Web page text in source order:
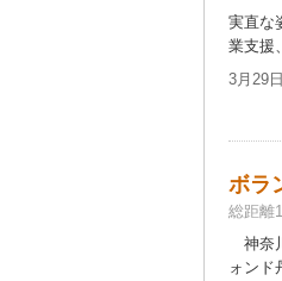
実直な
業支援
3月29日
ボラ
総距離
神奈
ォンド